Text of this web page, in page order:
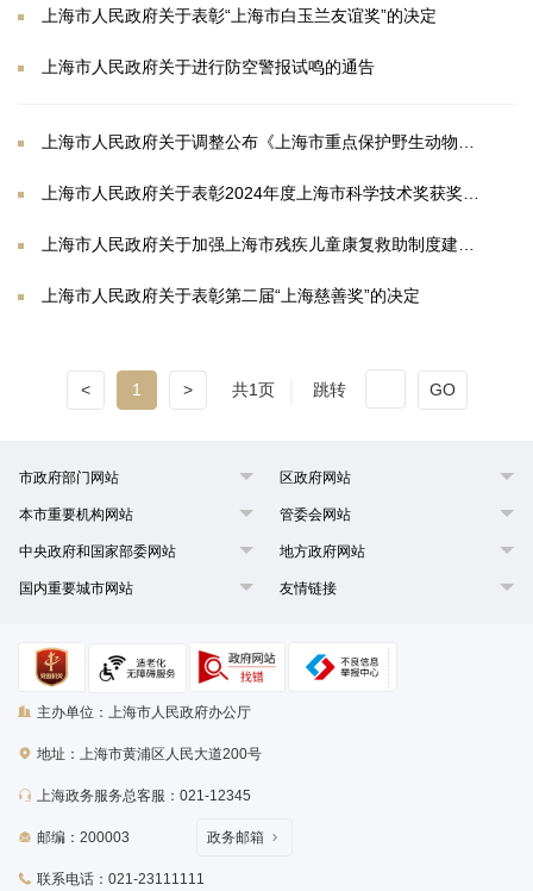
上海市人民政府关于表彰“上海市白玉兰友谊奖”的决定
上海市人民政府关于进行防空警报试鸣的通告
上海市人民政府关于调整公布《上海市重点保护野生动物名录》的通知
上海市人民政府关于表彰2024年度上海市科学技术奖获奖人员（项目）的决定
上海市人民政府关于加强上海市残疾儿童康复救助制度建设的实施意见
上海市人民政府关于表彰第二届“上海慈善奖”的决定
< 1 > 共1页 跳转 GO
市政府部门网站 区政府网站
本市重要机构网站 管委会网站
中央政府和国家部委网站 地方政府网站
国内重要城市网站 友情链接
主办单位：上海市人民政府办公厅
地址：上海市黄浦区人民大道200号
上海政务服务总客服：021-12345
邮编：200003
联系电话：021-23111111
政务邮箱